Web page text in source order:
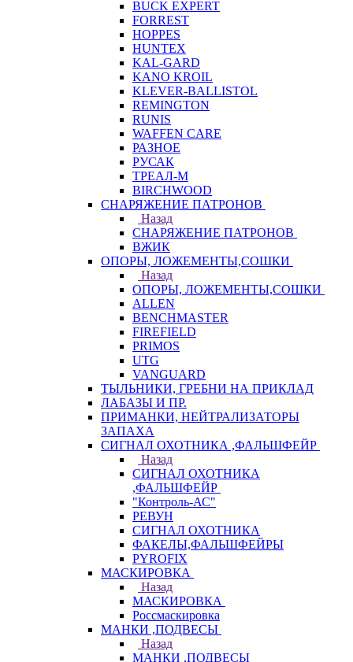
BUCK EXPERT
FORREST
HOPPES
HUNTEX
KAL-GARD
KANO KROIL
KLEVER-BALLISTOL
REMINGTON
RUNIS
WAFFEN CARE
РАЗНОЕ
РУСАК
ТРЕАЛ-М
BIRCHWOOD
СНАРЯЖЕНИЕ ПАТРОНОВ
Назад
СНАРЯЖЕНИЕ ПАТРОНОВ
ВЖИК
ОПОРЫ, ЛОЖЕМЕНТЫ,СОШКИ
Назад
ОПОРЫ, ЛОЖЕМЕНТЫ,СОШКИ
ALLEN
BENCHMASTER
FIREFIELD
PRIMOS
UTG
VANGUARD
ТЫЛЬНИКИ, ГРЕБНИ НА ПРИКЛАД
ЛАБАЗЫ И ПР.
ПРИМАНКИ, НЕЙТРАЛИЗАТОРЫ
ЗАПАХА
СИГНАЛ ОХОТНИКА ,ФАЛЬШФЕЙР
Назад
СИГНАЛ ОХОТНИКА
,ФАЛЬШФЕЙР
"Контроль-АС"
РЕВУН
СИГНАЛ ОХОТНИКА
ФАКЕЛЫ,ФАЛЬШФЕЙРЫ
PYROFIX
МАСКИРОВКА
Назад
МАСКИРОВКА
Россмаскировка
МАНКИ ,ПОДВЕСЫ
Назад
МАНКИ ,ПОДВЕСЫ